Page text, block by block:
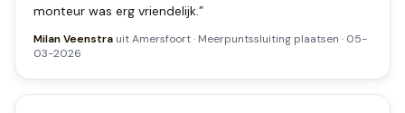
monteur was erg vriendelijk.”
Milan Veenstra uitAmersfoort· Meerpuntssluiting plaatsen · 05-
03-2026